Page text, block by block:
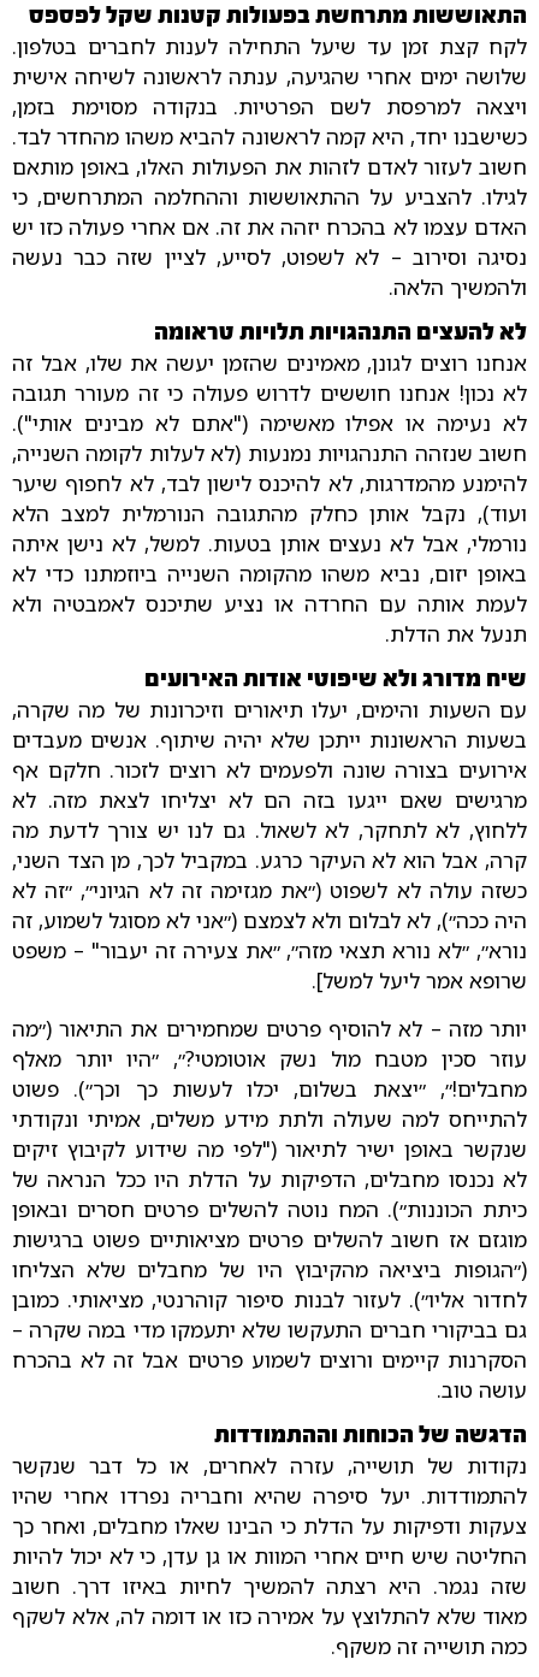
התאוששות מתרחשת בפעולות קטנות שקל לפספס
לקח קצת זמן עד שיעל התחילה לענות לחברים בטלפון.
שלושה ימים אחרי שהגיעה, ענתה לראשונה לשיחה אישית
ויצאה למרפסת לשם הפרטיות. בנקודה מסוימת בזמן,
כשישבנו יחד, היא קמה לראשונה להביא משהו מהחדר לבד.
חשוב לעזור לאדם לזהות את הפעולות האלו, באופן מותאם
לגילו. להצביע על ההתאוששות וההחלמה המתרחשים, כי
האדם עצמו לא בהכרח יזהה את זה. אם אחרי פעולה כזו יש
נסיגה וסירוב – לא לשפוט, לסייע, לציין שזה כבר נעשה
ולהמשיך הלאה.
לא להעצים התנהגויות תלויות טראומה
אנחנו רוצים לגונן, מאמינים שהזמן יעשה את שלו, אבל זה
לא נכון! אנחנו חוששים לדרוש פעולה כי זה מעורר תגובה
לא נעימה או אפילו מאשימה ("אתם לא מבינים אותי").
חשוב שנזהה התנהגויות נמנעות (לא לעלות לקומה השנייה,
להימנע מהמדרגות, לא להיכנס לישון לבד, לא לחפוף שיער
ועוד), נקבל אותן כחלק מהתגובה הנורמלית למצב הלא
נורמלי, אבל לא נעצים אותן בטעות. למשל, לא נישן איתה
באופן יזום, נביא משהו מהקומה השנייה ביוזמתנו כדי לא
לעמת אותה עם החרדה או נציע שתיכנס לאמבטיה ולא
תנעל את הדלת.
שיח מדורג ולא שיפוטי אודות האירועים
עם השעות והימים, יעלו תיאורים וזיכרונות של מה שקרה,
בשעות הראשונות ייתכן שלא יהיה שיתוף. אנשים מעבדים
אירועים בצורה שונה ולפעמים לא רוצים לזכור. חלקם אף
מרגישים שאם ייגעו בזה הם לא יצליחו לצאת מזה. לא
ללחוץ, לא לתחקר, לא לשאול. גם לנו יש צורך לדעת מה
קרה, אבל הוא לא העיקר כרגע. במקביל לכך, מן הצד השני,
כשזה עולה לא לשפוט (״את מגזימה זה לא הגיוני״, ״זה לא
היה ככה״), לא לבלום ולא לצמצם (״אני לא מסוגל לשמוע, זה
נורא״, ״לא נורא תצאי מזה״, ״את צעירה זה יעבור" – משפט
שרופא אמר ליעל למשל].
יותר מזה – לא להוסיף פרטים שמחמירים את התיאור (״מה
עוזר סכין מטבח מול נשק אוטומטי?״, ״היו יותר מאלף
מחבלים!״, ״יצאת בשלום, יכלו לעשות כך וכך״). פשוט
להתייחס למה שעולה ולתת מידע משלים, אמיתי ונקודתי
שנקשר באופן ישיר לתיאור ("לפי מה שידוע לקיבוץ זיקים
לא נכנסו מחבלים, הדפיקות על הדלת היו ככל הנראה של
כיתת הכוננות״). המח נוטה להשלים פרטים חסרים ובאופן
מוגזם אז חשוב להשלים פרטים מציאותיים פשוט ברגישות
(״הגופות ביציאה מהקיבוץ היו של מחבלים שלא הצליחו
לחדור אליו״). לעזור לבנות סיפור קוהרנטי, מציאותי. כמובן
גם בביקורי חברים התעקשו שלא יתעמקו מדי במה שקרה –
הסקרנות קיימים ורוצים לשמוע פרטים אבל זה לא בהכרח
עושה טוב.
הדגשה של הכוחות וההתמודדות
נקודות של תושייה, עזרה לאחרים, או כל דבר שנקשר
להתמודדות. יעל סיפרה שהיא וחבריה נפרדו אחרי שהיו
צעקות ודפיקות על הדלת כי הבינו שאלו מחבלים, ואחר כך
החליטה שיש חיים אחרי המוות או גן עדן, כי לא יכול להיות
שזה נגמר. היא רצתה להמשיך לחיות באיזו דרך. חשוב
מאוד שלא להתלוצץ על אמירה כזו או דומה לה, אלא לשקף
כמה תושייה זה משקף.